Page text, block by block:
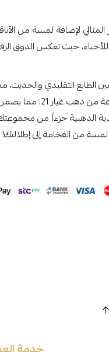
المثالي لإضافة لمسة من
حيث تعكس الذوق
الطابع التقليدي
مما يضمن لك منتجاً يدوم طويلاً ويحتفظ بلمعانه.
الذهبية جزءاً من
من الفخامة إلى إطلالتك!